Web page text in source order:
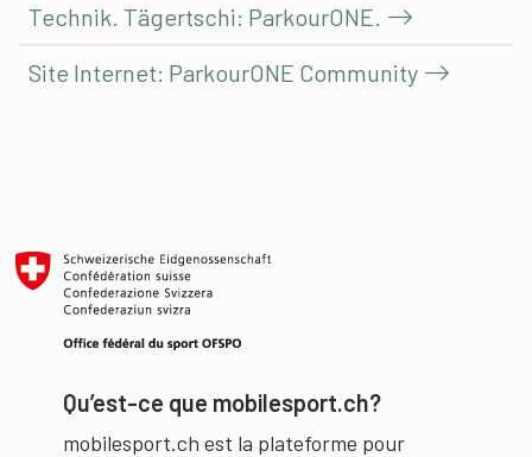
Technik. Tägertschi: ParkourONE.
Site Internet: ParkourONE Community
Qu’est-ce que mobilesport.ch?
mobilesport.ch est la plateforme pour